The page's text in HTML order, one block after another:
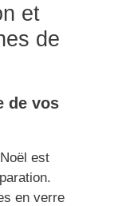
et
de
de vos
est
en verre